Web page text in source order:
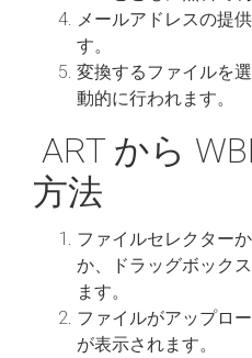
メールアドレスの提
す。
変換するファイルを
動的に行われます。
ART から
方法
ファイルセレクター
か、ドラッグボック
ます。
ファイルがアップロ
が表示されます。